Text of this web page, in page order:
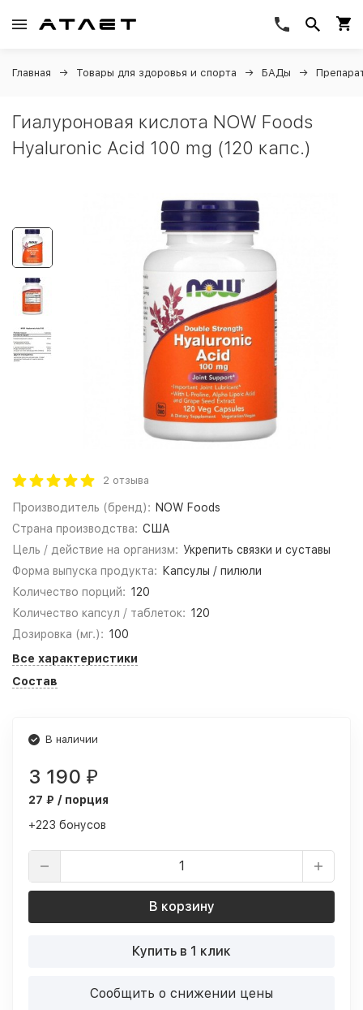
Главная Товары для здоровья и спорта БАДы
Гиалуроновая кислота NOW Foods
Hyaluronic Acid 100 mg (120 капс.)
2 отзыва
Производитель (бренд): NOW Foods
Страна производства: США
Цель / действие на организм: Укрепить связки и суставы
Форма выпуска продукта:
Капсулы / пилюли
Количество порций: 120
Количество капсул / таблеток: 120
Дозировка (мг.): 100
Все характеристики
Состав
В наличии
3 190 ₽
27 ₽ / порция
+223 бонусов
В корзину
Купить в 1 клик
Сообщить о снижении цены